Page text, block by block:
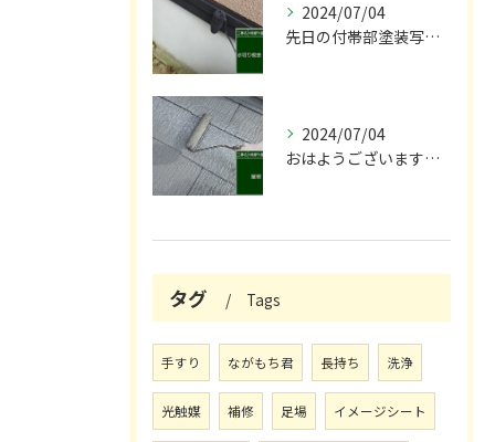
2024/07/04
先日の付帯部塗装写真です！😌
2024/07/04
おはようございます🌞！
タグ Tags
手すり ながもち君 長持ち 洗浄
光触媒 補修 足場 イメージシート